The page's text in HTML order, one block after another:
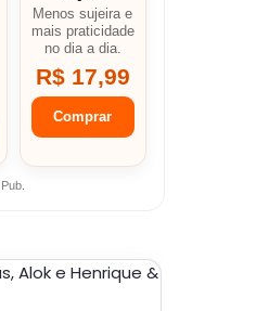
Menos sujeira e
mais praticidade
no dia a dia.
R$ 17,99
Comprar
Pub.